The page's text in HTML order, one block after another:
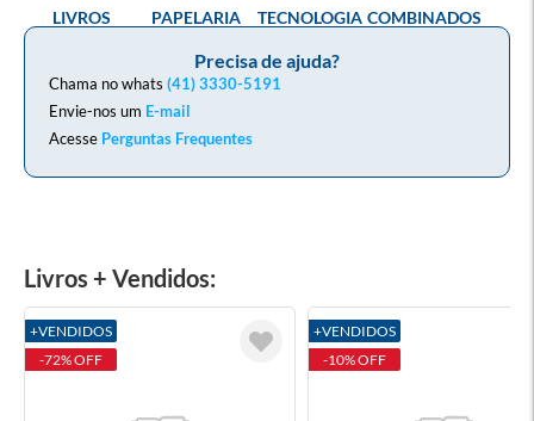
Precisa de ajuda?
Chama no whats (41) 3330-5191
Envie-nos um E-mail
Acesse Perguntas Frequentes
LIVROS PAPELARIA TECNOLOGIA COMBINADOS
Livros + Vendidos:
+VENDIDOS
-72% OFF
+VENDIDOS
-10% OFF